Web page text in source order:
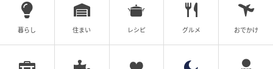
暮らし 住まい レシピ グルメ おでかけ